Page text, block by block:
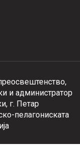
и администратор
г. Петар
пелагониската